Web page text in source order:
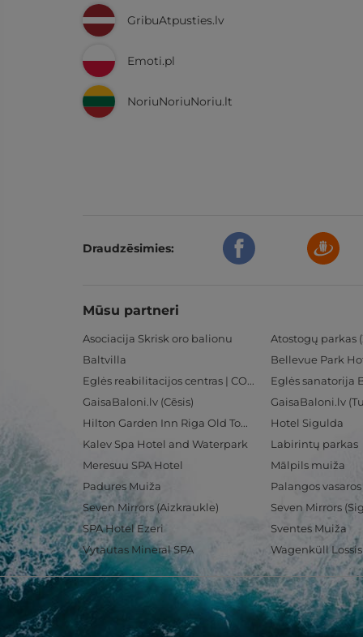
GribuAtpusties.lv
Emoti.pl
NoriuNoriuNoriu.lt
Draudzēsimies:
Mūsu partneri
Asociacija Skrisk oro balionu Atostogų parkas
Baltvilla
Bellevue Park
Eglės reabilitacijos centras | CORE
Eglės sanatorija
GaisaBaloni.lv (Cēsis)
GaisaBaloni.lv
Hilton Garden Inn Riga Old Town
Hotel Sigulda
Kalev Spa Hotel and Waterpark
Labirintų parkas
Meresuu SPA Hotel
Mālpils muiža
Padures Muiža
Palangos
Seven Mirrors (Aizkraukle)
Seven Mirrors
SPA Hotel Ezeri
Sventes Muiža
Vytautas Mineral SPA
Wagenküll